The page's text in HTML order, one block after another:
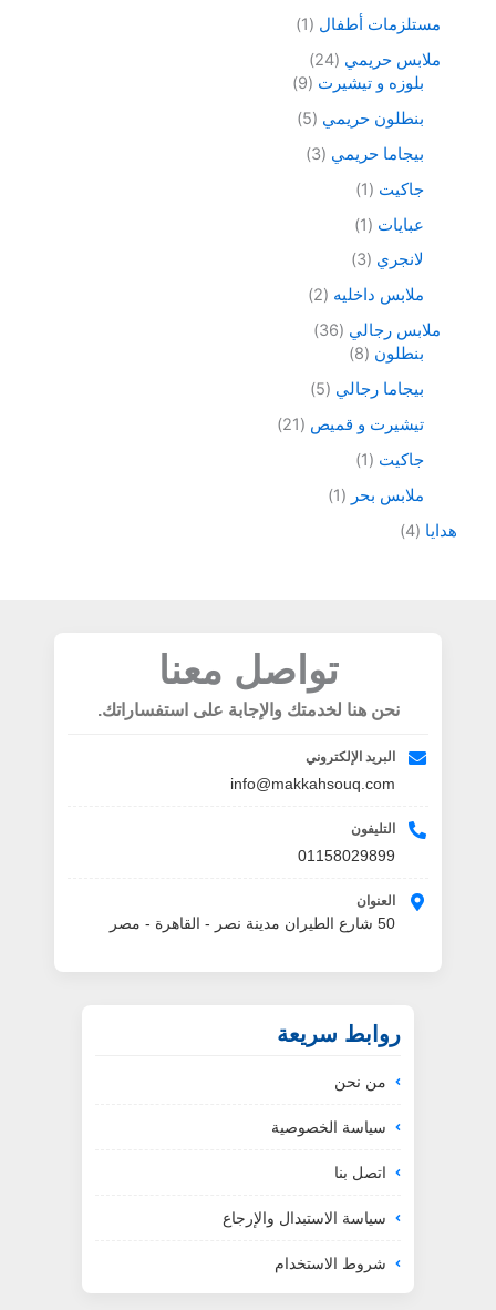
مستلزمات أطفال
1
ملابس حريمي 24
بلوزه و تيشيرت
9
بنطلون حريمي
5
بيجاما حريمي
3
جاكيت
1
عبايات
1
لانجري
3
ملابس داخليه
2
ملابس رجالي
36
بنطلون
8
بيجاما رجالي
5
تيشيرت و قميص
21
جاكيت
1
ملابس بحر
1
هدايا 4
تواصل معنا
نحن هنا لخدمتك والإجابة على استفساراتك.
البريد الإلكتروني
info@makkahsouq.com
التليفون
01158029899
العنوان
50 شارع الطيران مدينة نصر - القاهرة - مصر
روابط سريعة
من نحن
سياسة الخصوصية
اتصل بنا
سياسة الاستبدال والإرجاع
شروط الاستخدام